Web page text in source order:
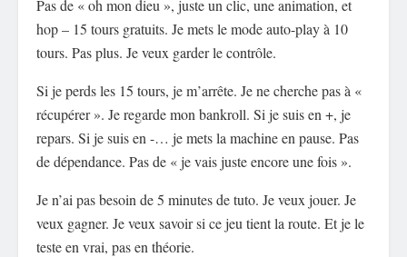
Pas de « oh mon dieu », juste un clic, une animation, et
hop – 15 tours gratuits. Je mets le mode auto-play à 10
tours. Pas plus. Je veux garder le contrôle.
Si je perds les 15 tours, je m’arrête. Je ne cherche pas à «
récupérer ». Je regarde mon bankroll. Si je suis en +, je
repars. Si je suis en -… je mets la machine en pause. Pas
de dépendance. Pas de « je vais juste encore une fois ».
Je n’ai pas besoin de 5 minutes de tuto. Je veux jouer. Je
veux gagner. Je veux savoir si ce jeu tient la route. Et je le
teste en vrai, pas en théorie.